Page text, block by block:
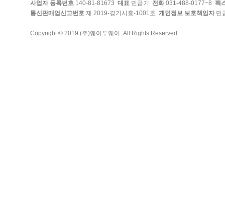
사업자 등록번호 140-81-81673 대표 민금기 전화 031-488-0177~8 팩
통신판매업신고번호 제 2019-경기시흥-1001호 개인정보 보호책임자 민
Copyright © 2019 (주)웨이투웨이. All Rights Reserved.